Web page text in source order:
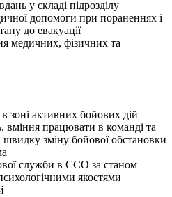
у складі підрозділу
допомоги при пораненнях і
до евакуації
медичних, фізичних та
зоні активних бойових дій
вміння працювати в команді та
швидку зміну бойової обстановки
служби в ССО за станом
якостями